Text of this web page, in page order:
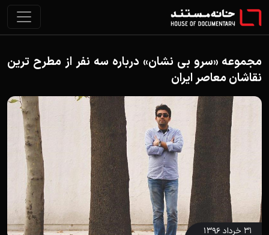
مجموعه «سرو بی نشان» درباره سه نفر از مطرح ترین
نقاشان معاصر ایران
۳۱ خرداد ۱۳۹۶